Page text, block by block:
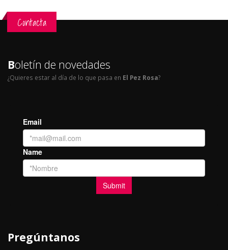
Contacta
Boletín de novedades
¿Quieres estar al día de lo que pasa en El Pez Rosa?
Pregúntanos